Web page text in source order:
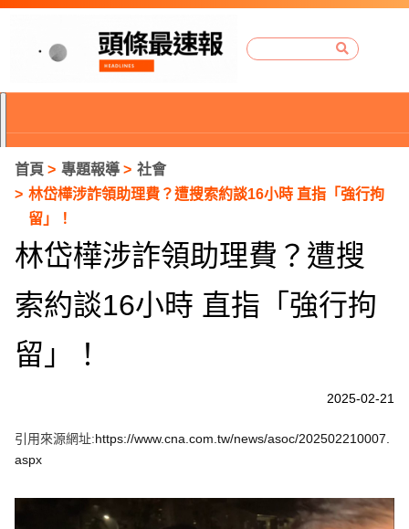
首頁 專題報導
社會
林岱樺涉詐領助理費？遭搜索約談16小時 直指「強行拘
留」！
林岱樺涉詐領助理費？遭搜
索約談16小時 直指「強行拘
留」！
2025-02-21
引用來源網址:https://www.cna.com.tw/news/asoc/202502210007.
aspx